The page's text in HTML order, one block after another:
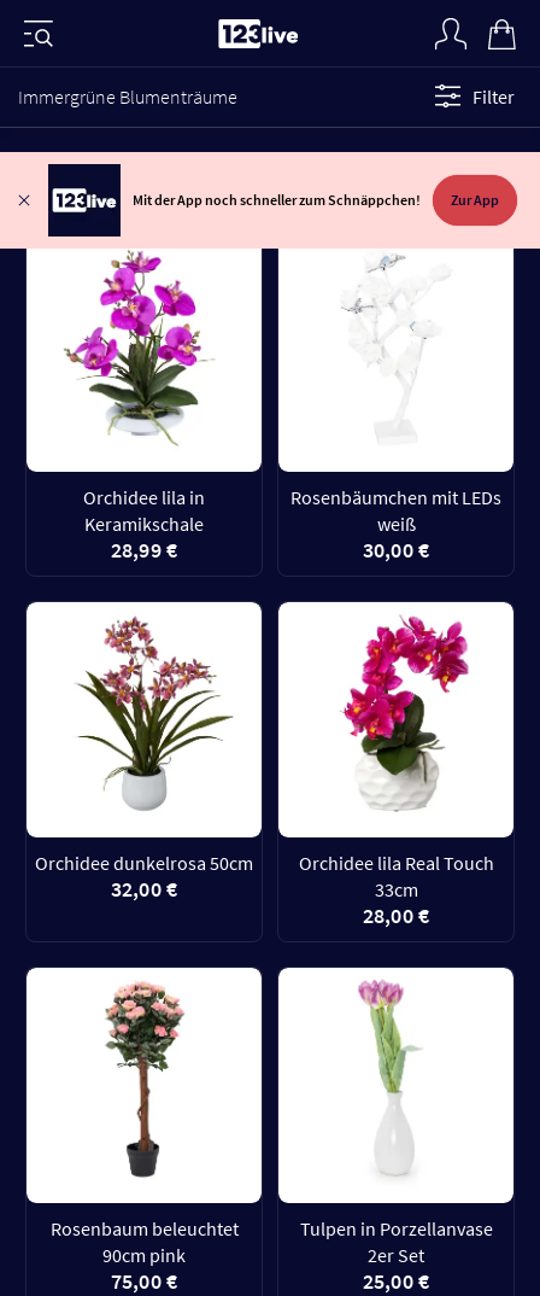
Immergrüne Blumenträume Filter
Mit der App noch schneller zum Schnäppchen! Zur App
Orchidee lila in
Keramikschale
28,99 €
Rosenbäumchen mit LEDs
weiß
30,00 €
Orchidee dunkelrosa 50cm
32,00 €
Orchidee lila Real Touch
33cm
28,00 €
Rosenbaum beleuchtet
90cm pink
75,00 €
Tulpen in Porzellanvase
2er Set
25,00 €